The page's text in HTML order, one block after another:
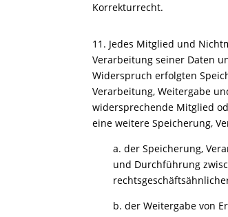
Korrekturrecht.
11. Jedes Mitglied und
Verarbeitung seiner Daten
Widerspruch erfolgten
Verarbeitung, Weitergabe
widersprechende Mitglied
eine weitere Speicherung,
a. der Speicherung,
und Durchführung
b. der Weitergabe von